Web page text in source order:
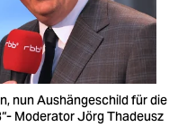
nun Aushängeschild für die
Moderator Jörg Thadeusz